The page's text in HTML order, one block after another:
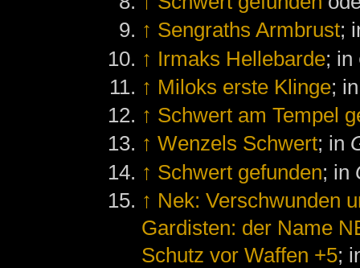
↑ Sengraths Armbrust;
↑ Irmaks Hellebarde; in
↑ Miloks erste Klinge;
↑ Schwert am Tempel
↑ Wenzels Schwert; in
↑ Schwert gefunden; in
↑ Nek: Verschwunden
Gardisten: der Name
Schutz vor Waffen +5;